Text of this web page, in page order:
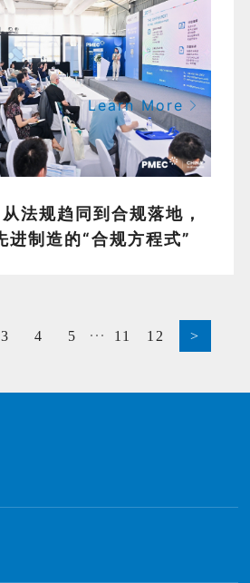
法规趋同到合规落地，
进制造的“合规方程式”
Learn More
3 4 5 ... 11 12 >